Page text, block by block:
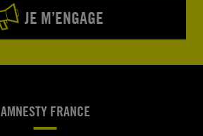
JE M’ENGAGE
AMNESTY FRANCE